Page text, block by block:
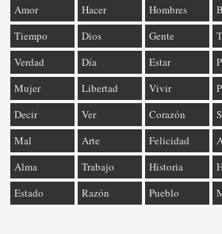
Amor
Hacer Hombres
Tiempo
Dios Gente
Verdad
Día Estar
Mujer
Libertad Vivir
Decir
Ver Corazón
Mal
Arte Felicidad
Alma
Trabajo Historia
Estado
Razón Pueblo